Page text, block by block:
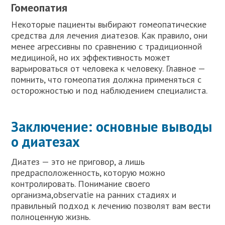
Гомеопатия
Некоторые пациенты выбирают гомеопатические
средства для лечения диатезов. Как правило, они
менее агрессивны по сравнению с традиционной
медициной, но их эффективность может
варьироваться от человека к человеку. Главное —
помнить, что гомеопатия должна применяться с
осторожностью и под наблюдением специалиста.
Заключение: основные выводы
о диатезах
Диатез — это не приговор, а лишь
предрасположенность, которую можно
контролировать. Понимание своего
организма,observatie на ранних стадиях и
правильный подход к лечению позволят вам вести
полноценную жизнь.